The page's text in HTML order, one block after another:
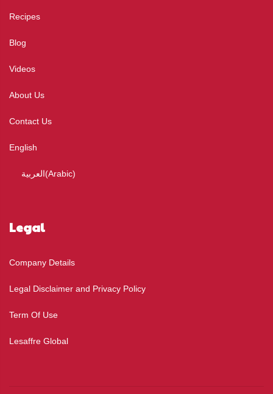
Recipes
Blog
Videos
About Us
Contact Us
English
العربية(Arabic)
Legal
Company Details
Legal Disclaimer and Privacy Policy
Term Of Use
Lesaffre Global